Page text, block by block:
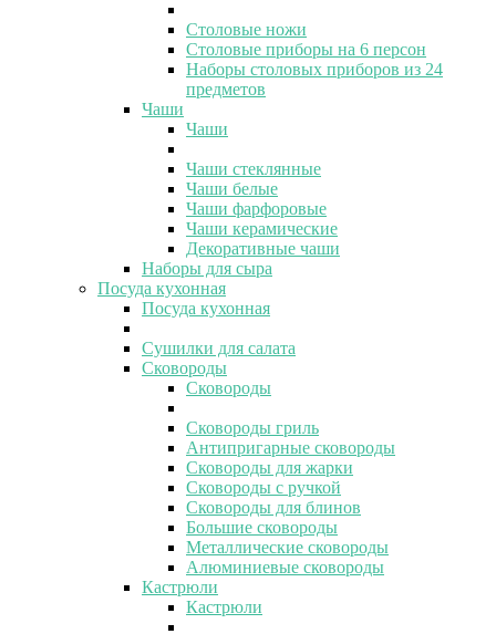
Столовые ножи
Столовые приборы на 6 персон
Наборы столовых приборов из 24
предметов
Чаши
Чаши
Чаши стеклянные
Чаши белые
Чаши фарфоровые
Чаши керамические
Декоративные чаши
Наборы для сыра
Посуда кухонная
Посуда кухонная
Сушилки для салата
Сковороды
Сковороды
Сковороды гриль
Антипригарные сковороды
Сковороды для жарки
Сковороды с ручкой
Сковороды для блинов
Большие сковороды
Металлические сковороды
Алюминиевые сковороды
Кастрюли
Кастрюли